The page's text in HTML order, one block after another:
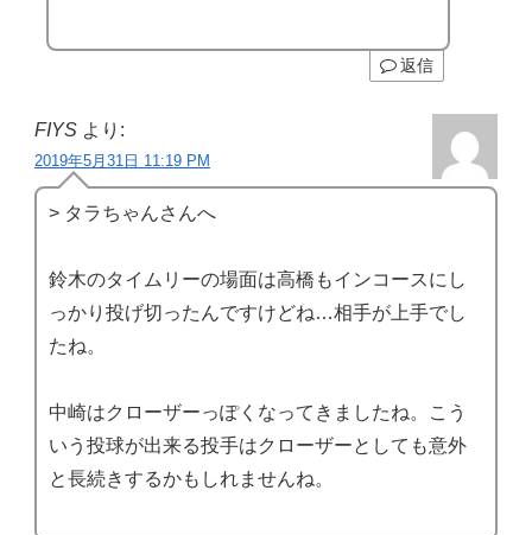
返信
FIYS より:
2019年5月31日 11:19 PM
> タラちゃんさんへ
鈴木のタイムリーの場面は高橋もインコースにし
っかり投げ切ったんですけどね…相手が上手でし
たね。
中崎はクローザーっぽくなってきましたね。こう
いう投球が出来る投手はクローザーとしても意外
と長続きするかもしれませんね。